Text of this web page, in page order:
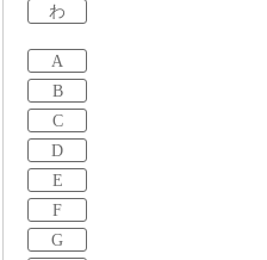
わ
A
B
C
D
E
F
G